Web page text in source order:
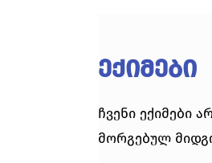
ექიმები
ჩვენი ექიმები
მორგებულ